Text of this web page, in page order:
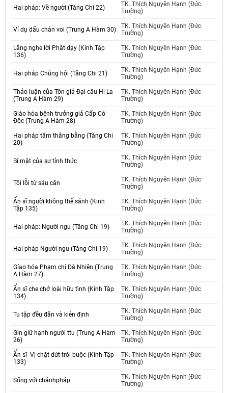
Hai pháp: Về người (Tăng Chi 22)
TK. Thích Nguyên Hạnh (Đức
Trường)
Ví dụ dấu chân voi (Trung A Hàm 30)
TK. Thích Nguyên Hạnh (Đức
Trường)
Lắng nghe lời Phật dạy (Kinh Tập
136)
TK. Thích Nguyên Hạnh (Đức
Trường)
Hai pháp Chúng hội (Tăng Chi 21)
TK. Thích Nguyên Hạnh (Đức
Trường)
Thảo luận của Tôn giả Đại câu Hi La
(Trung A Hàm 29)
TK. Thích Nguyên Hạnh (Đức
Trường)
Giáo hóa bệnh trưởng giả Cấp Cô
Độc (Trung A Hàm 28)
TK. Thích Nguyên Hạnh (Đức
Trường)
Hai pháp tâm thăng bằng (Tăng Chi
20)_
TK. Thích Nguyên Hạnh (Đức
Trường)
Bí mật của sự tỉnh thức
TK. Thích Nguyên Hạnh (Đức
Trường)
Tội lỗi từ sáu căn
TK. Thích Nguyên Hạnh (Đức
Trường)
Ẩn sĩ người không thể sánh (Kinh
Tập 135)
TK. Thích Nguyên Hạnh (Đức
Trường)
Hai pháp: Người ngu (Tăng Chi 19)
TK. Thích Nguyên Hạnh (Đức
Trường)
Hai pháp Người ngu (Tăng Chi 19)
TK. Thích Nguyên Hạnh (Đức
Trường)
Gíao hóa Phạm chí Đà Nhiên (Trung
A Hàm 27)
TK. Thích Nguyên Hạnh (Đức
Trường)
Ẩn sĩ che chở loài hữu tình (Kinh Tập
134)
TK. Thích Nguyên Hạnh (Đức
Trường)
Tu tập đều đăn và kiên định
TK. Thích Nguyên Hạnh (Đức
Trường)
Gìn giữ hạnh người ttu (Trung A Hàm
26)
TK. Thích Nguyên Hạnh (Đức
Trường)
Ẩn sĩ -Vị chặt đứt trói buộc (Kinh Tập
133)
TK. Thích Nguyên Hạnh (Đức
Trường)
Sống với chánhpháp
TK. Thích Nguyên Hạnh (Đức
Trường)